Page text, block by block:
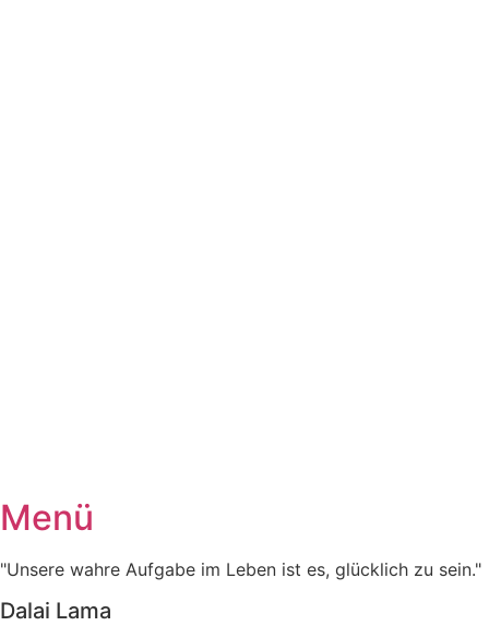
Menü
"Unsere wahre Aufgabe im Leben ist es, glücklich zu sein."
Dalai Lama